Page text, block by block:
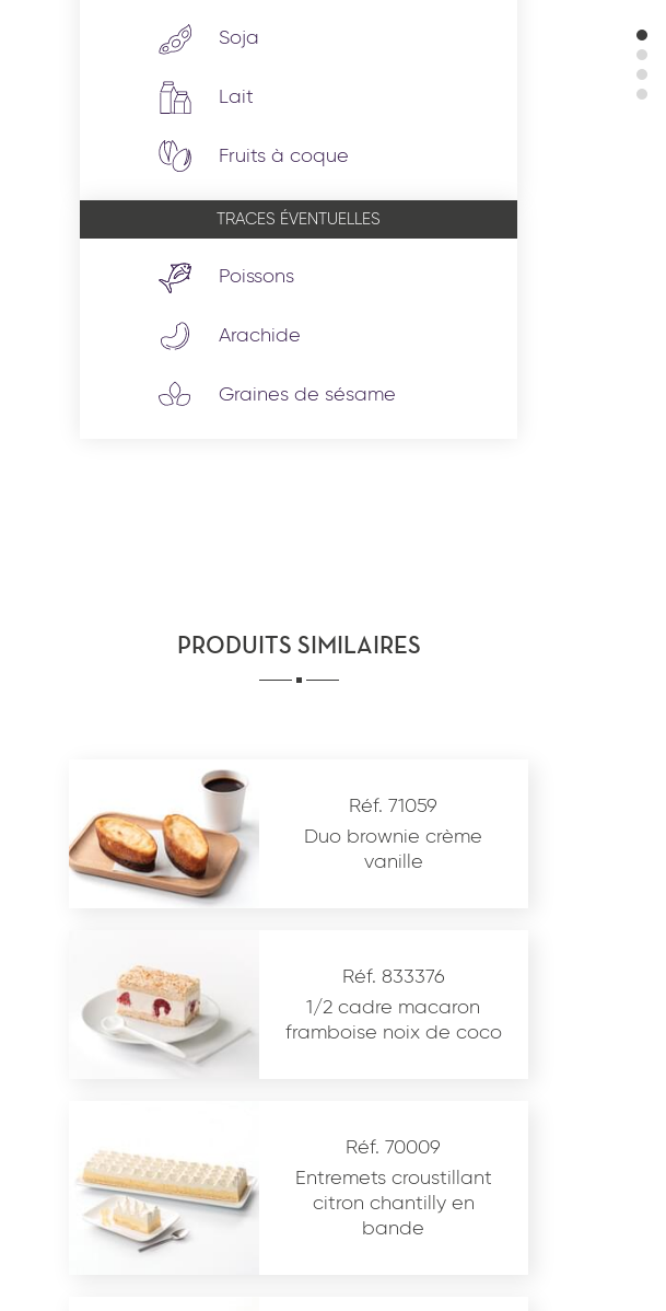
Soja
Lait
Fruits à coque
TRACES ÉVENTUELLES
Poissons
Arachide
Graines de sésame
PRODUITS SIMILAIRES
Réf. 71059
Duo brownie crème
vanille
Réf. 833376
1/2 cadre macaron
framboise noix de coco
Réf. 70009
Entremets croustillant
citron chantilly en
bande